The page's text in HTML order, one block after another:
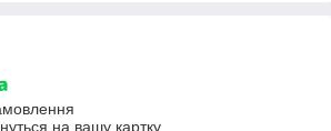
на вашу картку